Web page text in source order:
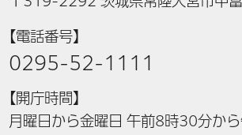
【電話番号】
0295-52-1111
【開庁時間】
月曜日から金曜日 午前8時30分か